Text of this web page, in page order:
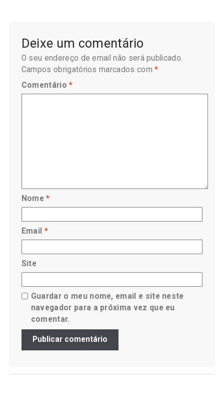
Deixe um comentário
O seu endereço de email não será publicado.
Campos obrigatórios marcados com*
Comentário*
Nome*
Email *
Site
Guardar o meu nome, email e site neste
navegador para a próxima vez que eu
comentar.